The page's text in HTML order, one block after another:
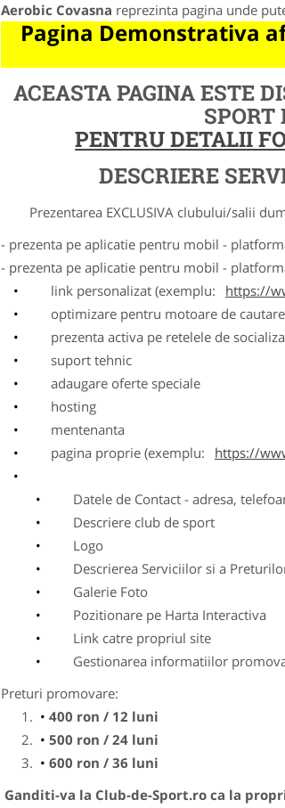
Aerobic Covasna reprezinta pagina unde
Pagina Demonstrativa
ACEASTA PAGINA ESTE
SPORT
PENTRU DETALII
DESCRIERE
Prezentarea EXCLUSIVA clubului/salii
- prezenta pe aplicatie pentru mobil -
- prezenta pe aplicatie pentru mobil -
link personalizat (exemplu:
https://
optimizare pentru motoare de cautare
prezenta activa pe retelele de
suport tehnic
adaugare oferte speciale
hosting
mentenanta
pagina proprie (exemplu:
https://
Datele de Contact - adresa,
Descriere club de sport
Logo
Descrierea Serviciilor si a
Galerie Foto
Pozitionare pe Harta Interactiva
Link catre propriul site
Gestionarea informatiilor
Preturi promovare:
400 ron / 12 luni
500 ron / 24 luni
600 ron / 36 luni
Ganditi-va la Club-de-Sport.ro ca la